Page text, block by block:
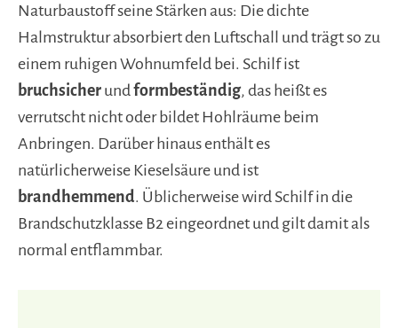
Naturbaustoff seine Stärken aus: Die dichte
Halmstruktur absorbiert den Luftschall und trägt so zu
einem ruhigen Wohnumfeld bei. Schilf ist
bruchsicher undformbeständig, das heißt es
verrutscht nicht oder bildet Hohlräume beim
Anbringen. Darüber hinaus enthält es
natürlicherweise Kieselsäure und ist
brandhemmend. Üblicherweise wird Schilf in die
Brandschutzklasse B2 eingeordnet und gilt damit als
normal entflammbar.